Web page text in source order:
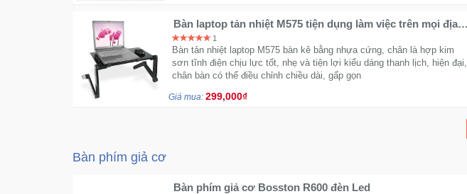
Bàn laptop tản nhiệt M575 tiện dụng làm việc trên mọi địa
hình
1
Bàn tản nhiệt laptop M575 bàn kê bằng nhựa cứng, chân là hợp kim
sơn tĩnh điện chịu lực tốt, nhẹ và tiện lợi kiểu dáng thanh lịch, hiện đại,
chân bàn có thể điều chỉnh chiều dài, gấp gọn
Giá mua: 299,000₫
Bàn phím giả cơ
Bàn phím giả cơ Bosston R600 đèn Led